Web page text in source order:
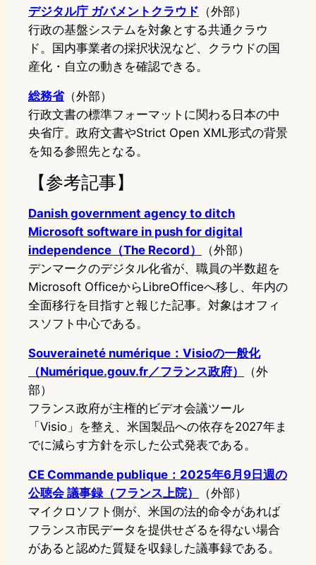
デジタル庁 ガバメントクラウド （外部）
行政の基盤システムを対象とする共通クラウ
ド。国内事業者の採択状況など、クラウドの国
産化・自立の動きを確認できる。
総務省（外部）
行政文書の標準フォーマットに関わる日本の中
央省庁。政府文書やStrict Open XML形式の背景
を知る参照先となる。
【参考記事】
Danish government agency to ditch
Microsoft software in push for digital
independence（The Record）
（外部）
デンマークのデジタル化省が、職員の半数超を
Microsoft OfficeからLibreOfficeへ移し、年内の
全面移行を目指すと報じた記事。対象はオフィ
スソフト中心である。
Souveraineté numérique：Visioの一般化
（Numérique.gouv.fr／フランス政府）
（外
部）
フランス政府が主権的ビデオ会議ツール
「Visio」を整え、米国製品への依存を2027年ま
でに減らす方針を示した公式発表である。
CE Commande publique：2025年6月9日週の
公聴会 議事録（フランス上院）
（外部）
マイクロソフト側が、米国の法的命令があれば
フランス市民データを提供せざるを得ない場合
があると認めた質疑を収録した議事録である。